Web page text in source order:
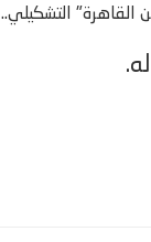
التشكيلي..